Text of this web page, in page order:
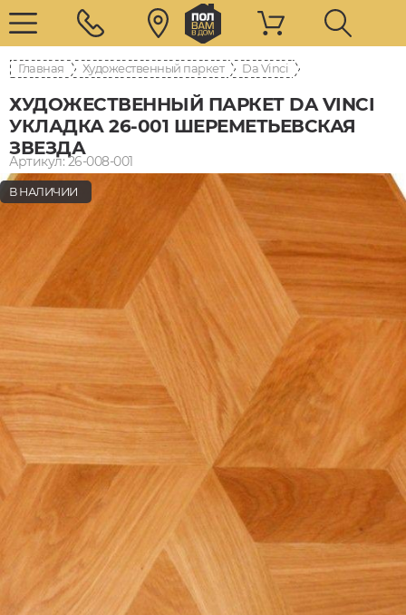
Главная Художественный паркет Da Vinci
ХУДОЖЕСТВЕННЫЙ ПАРКЕТ DA VINCI
УКЛАДКА 26-001 ШЕРЕМЕТЬЕВСКАЯ
ЗВЕЗДА
Артикул: 26-008-001
В НАЛИЧИИ